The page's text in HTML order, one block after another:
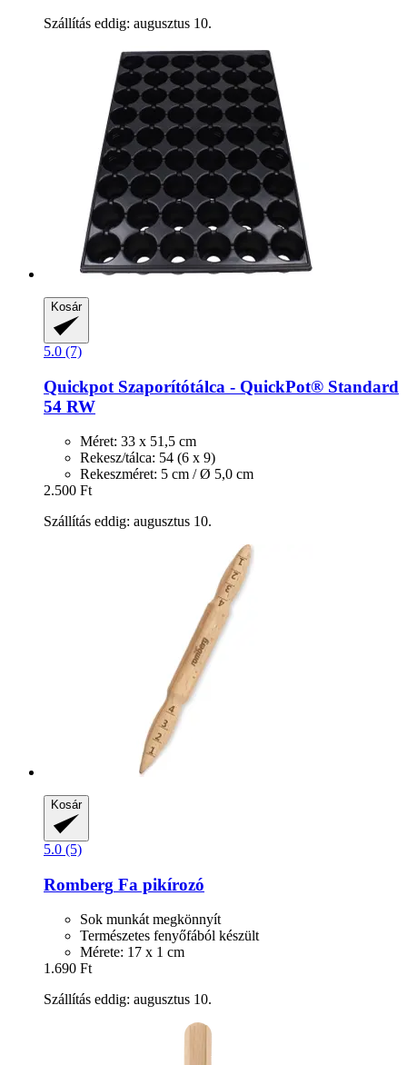
Szállítás eddig: augusztus 10.
Kosár
5.0 (7)
Quickpot Szaporítótálca -​ QuickPot® Standard
54 RW
Méret: 33 x 51,5 cm
Rekesz/tálca: 54 (6 x 9)
Rekeszméret: 5 cm / Ø 5,0 cm
2.500 Ft
Szállítás eddig: augusztus 10.
Kosár
5.0 (5)
Romberg Fa pikírozó
Sok munkát megkönnyít
Természetes fenyőfából készült
Mérete: 17 x 1 cm
1.690 Ft
Szállítás eddig: augusztus 10.